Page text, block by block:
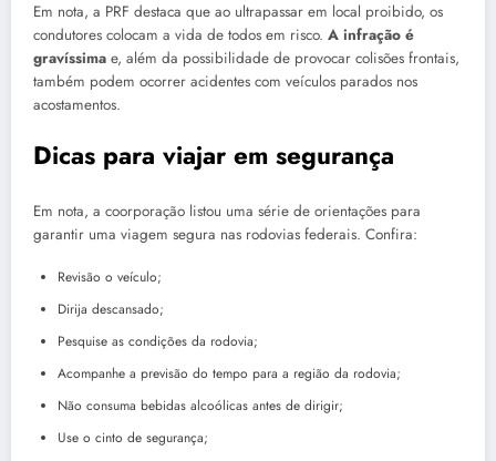
Em nota, a PRF destaca que ao ultrapassar em local proibido, os
condutores colocam a vida de todos em risco. A infração é
gravíssima e, além da possibilidade de provocar colisões frontais,
também podem ocorrer acidentes com veículos parados nos
acostamentos.
Dicas para viajar em segurança
Em nota, a coorporação listou uma série de orientações para
garantir uma viagem segura nas rodovias federais. Confira:
Revisão o veículo;
Dirija descansado;
Pesquise as condições da rodovia;
Acompanhe a previsão do tempo para a região da rodovia;
Não consuma bebidas alcoólicas antes de dirigir;
Use o cinto de segurança;